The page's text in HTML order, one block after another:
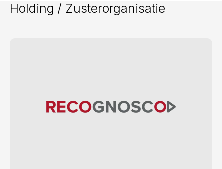
Holding / Zusterorganisatie